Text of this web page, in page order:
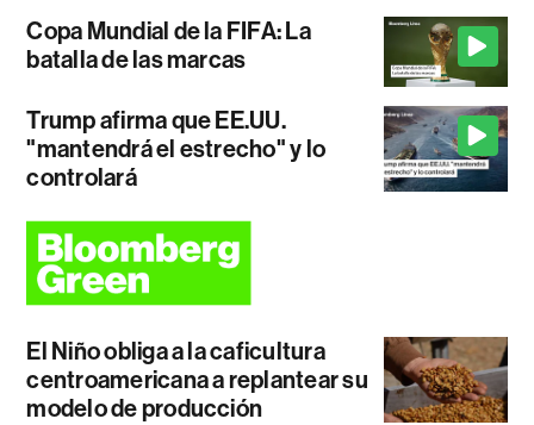
Copa Mundial de la FIFA: La
batalla de las marcas
Trump afirma que EE.UU.
"mantendrá el estrecho" y lo
controlará
El Niño obliga a la caficultura
centroamericana a replantear su
modelo de producción